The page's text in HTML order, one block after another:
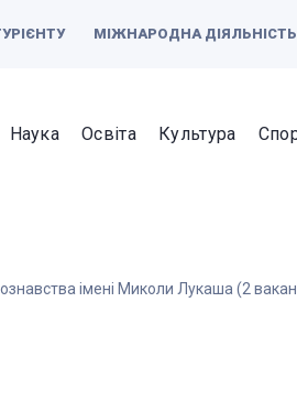
МІЖНАРОДНА ДІЯЛЬНІСТЬ
Наука Освіта Культура
імені Миколи Лукаша (2